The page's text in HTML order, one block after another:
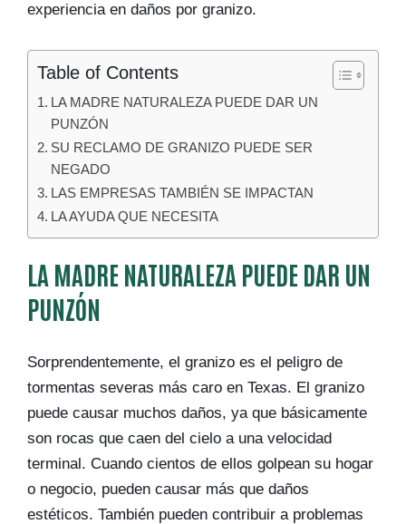
experiencia en daños por granizo.
Table of Contents
LA MADRE NATURALEZA PUEDE DAR UN
PUNZÓN
SU RECLAMO DE GRANIZO PUEDE SER
NEGADO
LAS EMPRESAS TAMBIÉN SE IMPACTAN
LA AYUDA QUE NECESITA
LA MADRE NATURALEZA PUEDE DAR UN
PUNZÓN
Sorprendentemente, el granizo es el peligro de
tormentas severas más caro en Texas. El granizo
puede causar muchos daños, ya que básicamente
son rocas que caen del cielo a una velocidad
terminal. Cuando cientos de ellos golpean su hogar
o negocio, pueden causar más que daños
estéticos. También pueden contribuir a problemas